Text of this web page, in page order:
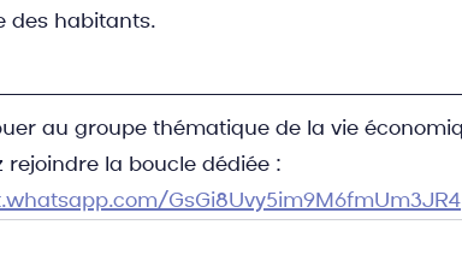
des habitants.
au groupe thématique de la vie
rejoindre la boucle dédiée :
GsGi8Uvy5im9M6fmUm3JR4